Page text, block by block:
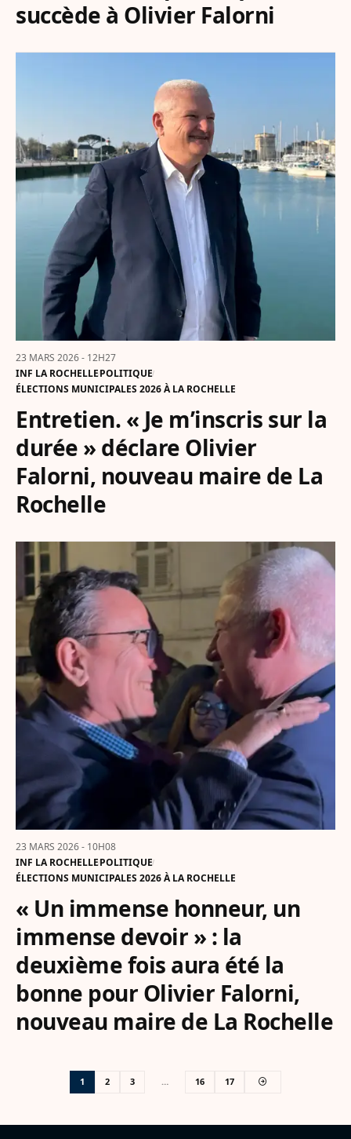
succède à Olivier Falorni
23 MARS 2026 - 12H27
INF LA ROCHELLEPOLITIQUE
ÉLECTIONS MUNICIPALES 2026 À LA ROCHELLE
Entretien. « Je m’inscris sur la
durée » déclare Olivier
Falorni, nouveau maire de La
Rochelle
23 MARS 2026 - 10H08
INF LA ROCHELLEPOLITIQUE
ÉLECTIONS MUNICIPALES 2026 À LA ROCHELLE
« Un immense honneur, un
immense devoir » : la
deuxième fois aura été la
bonne pour Olivier Falorni,
nouveau maire de La Rochelle
1 2 3 … 16 17